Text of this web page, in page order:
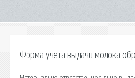
Форма учета выдачи молока